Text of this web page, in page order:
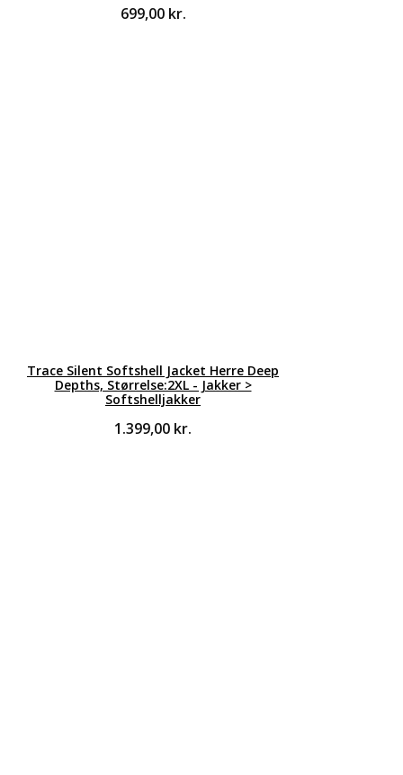
699,00 kr.
Trace Silent Softshell Jacket Herre Deep
Depths, Størrelse:2XL - Jakker >
Softshelljakker
1.399,00 kr.